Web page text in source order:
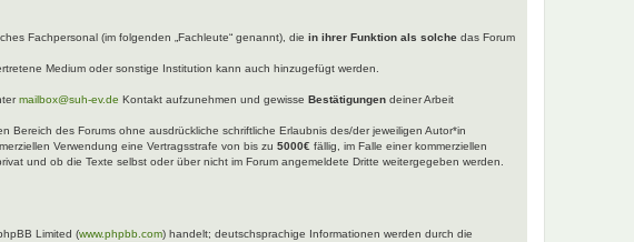
Fachpersonal (im folgenden „Fachleute“ genannt), die in ihrer Funktion als solche das Forum
Medium oder sonstige Institution kann auch hinzugefügt werden.
mailbox@suh-ev.de Kontakt aufzunehmen und gewisse Bestätigungen deiner Arbeit
des Forums ohne ausdrückliche schriftliche Erlaubnis des/der jeweiligen Autor*in
Verwendung eine Vertragsstrafe von bis zu 5000€ fällig, im Falle einer kommerziellen
und ob die Texte selbst oder über nicht im Forum angemeldete Dritte weitergegeben werden.
Limited (www.phpbb.com) handelt; deutschsprachige Informationen werden durch die